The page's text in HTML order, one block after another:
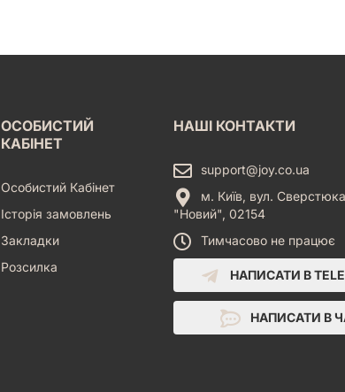
ОСОБИСТИЙ
КАБІНЕТ
Особистий Кабінет
Історія замовлень
Закладки
Розсилка
НАШІ КОНТАКТИ
support@joy.co.ua
м. Київ, вул.
"Новий", 02154
Тимчасово не працює
НАПИСАТИ В
НАПИСАТИ В